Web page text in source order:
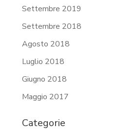
Settembre 2019
Settembre 2018
Agosto 2018
Luglio 2018
Giugno 2018
Maggio 2017
Categorie